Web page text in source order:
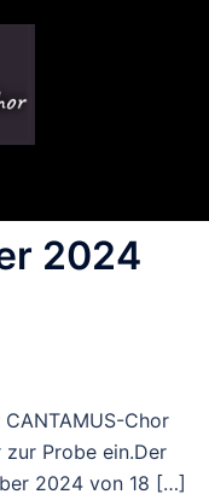
2024
Chor
Probe ein.Der
2024 von 18 […]